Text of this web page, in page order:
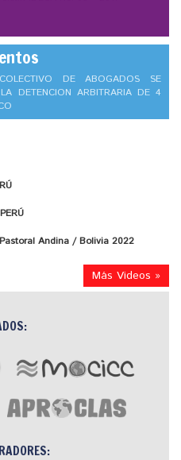
COLECTIVO DE ABOGADOS SE
DETENCION ARBITRARIA DE 4
Andina / Bolivia 2022
Más Videos »